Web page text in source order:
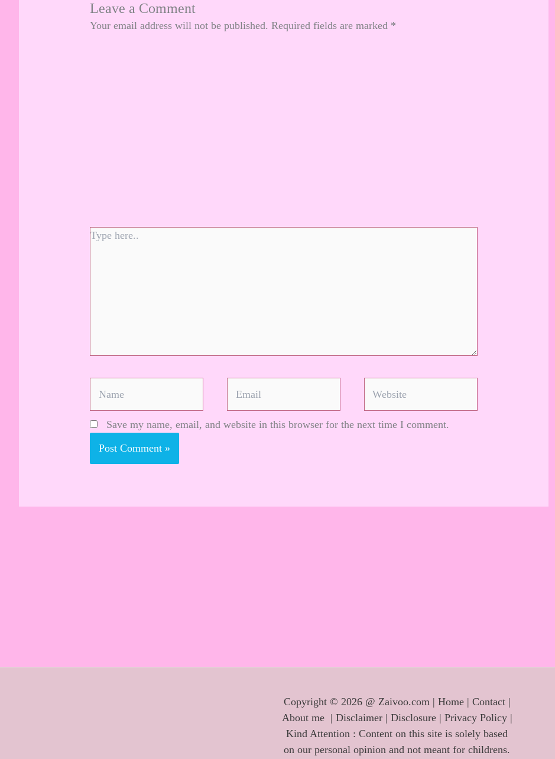
Leave a Comment
Your email address will not be published. Required fields are marked *
Type
Save my name, email, and website in this browser for the next time I comment.
Copyright © 2026 @ Zaivoo.com | Home| Contact|
About me | Disclaimer| Disclosure| Privacy Policy|
Kind Attention : Content on this site is solely based
on our personal opinion and not meant for childrens.